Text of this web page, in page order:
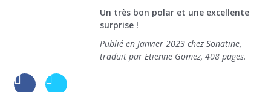
Un très bon polar et une excellente
surprise !
Publié en Janvier 2023 chez Sonatine,
traduit par Etienne Gomez, 408 pages.